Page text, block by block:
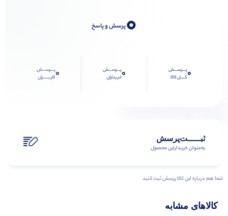
0پرسش و پاسخ
0پـــرســـش
کــــل کالا
0پـــرســـش
خریداران
0پـــرســـش
کاربـــــران
ثبـــــت‌پرسش
به‌عنوان ‌خریدار‌این‌ محصول
شما هم درباره این کالا پرسش ثبت کنید
کالاهای مشابه